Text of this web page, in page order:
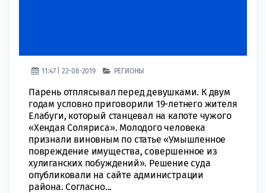
11:47 | 22-08-2019 РЕГИОНЫ
Парень отплясывал перед девушками. К двум
годам условно приговорили 19-летнего жителя
Елабуги, который станцевал на капоте чужого
«Хендая Соляриса». Молодого человека
признали виновным по статье «Умышленное
повреждение имущества, совершенное из
хулиганских побуждений». Решение суда
опубликовали на сайте администрации
района. Согласно...